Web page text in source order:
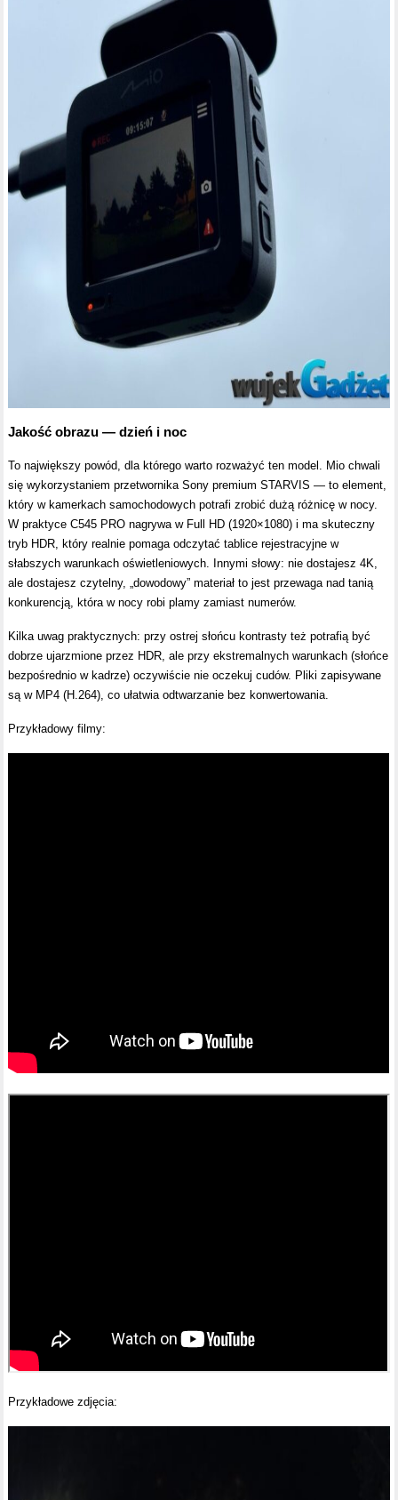
Jakość obrazu — dzień i noc
To największy powód, dla którego warto rozważyć ten model. Mio chwali
się wykorzystaniem przetwornika Sony premium STARVIS — to element,
który w kamerkach samochodowych potrafi zrobić dużą różnicę w nocy.
W praktyce C545 PRO nagrywa w Full HD (1920×1080) i ma skuteczny
tryb HDR, który realnie pomaga odczytać tablice rejestracyjne w
słabszych warunkach oświetleniowych. Innymi słowy: nie dostajesz 4K,
ale dostajesz czytelny, „dowodowy” materiał to jest przewaga nad tanią
konkurencją, która w nocy robi plamy zamiast numerów.
Kilka uwag praktycznych: przy ostrej słońcu kontrasty też potrafią być
dobrze ujarzmione przez HDR, ale przy ekstremalnych warunkach (słońce
bezpośrednio w kadrze) oczywiście nie oczekuj cudów. Pliki zapisywane
są w MP4 (H.264), co ułatwia odtwarzanie bez konwertowania.
Przykładowy filmy:
Przykładowe zdjęcia: